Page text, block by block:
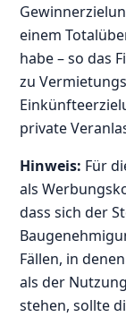
einem
habe – so das
zu
private
Hinweis: Für
als
dass sich der
Fällen, in
als der
stehen, sollte